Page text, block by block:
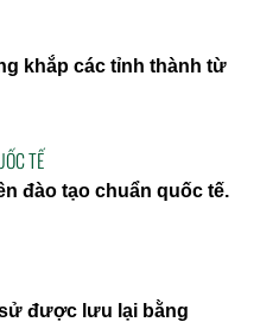
khắp các tỉnh thành từ
TẾ
đào tạo chuẩn quốc tế.
được lưu lại bằng